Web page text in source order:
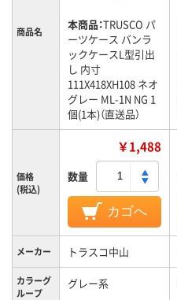
商品名 本商品：TRUSCO パ
ーツケース バンラ
ックケースL型引出
し 内寸
111X418XH108 ネオ
グレー ML-1N NG 1
個(1本)（直送品）
価格
(税込)
￥1,488
数量
カゴへ
メーカー トラスコ中山
カラーグ
ループ
グレー系